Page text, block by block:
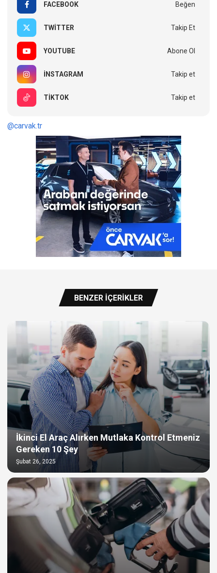
FACEBOOK Beğen
TWITTER Takip Et
YOUTUBE Abone Ol
INSTAGRAM Takip et
TIKTOK Takip et
@carvak.tr
BENZER İÇERIKLER
İkinci El Araç Alırken Mutlaka Kontrol Etmeniz
Gereken 10 Şey
Şubat 26, 2025